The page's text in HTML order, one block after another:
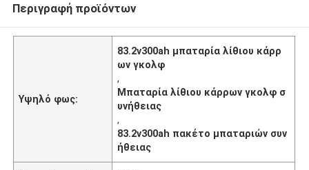
Περιγραφή προϊόντων
Υψηλό φως:
83.2v300ah μπαταρία λίθιου κάρρ
ων γκολφ
,
Μπαταρία λίθιου κάρρων γκολφ σ
υνήθειας
,
83.2v300ah πακέτο μπαταριών συν
ήθειας